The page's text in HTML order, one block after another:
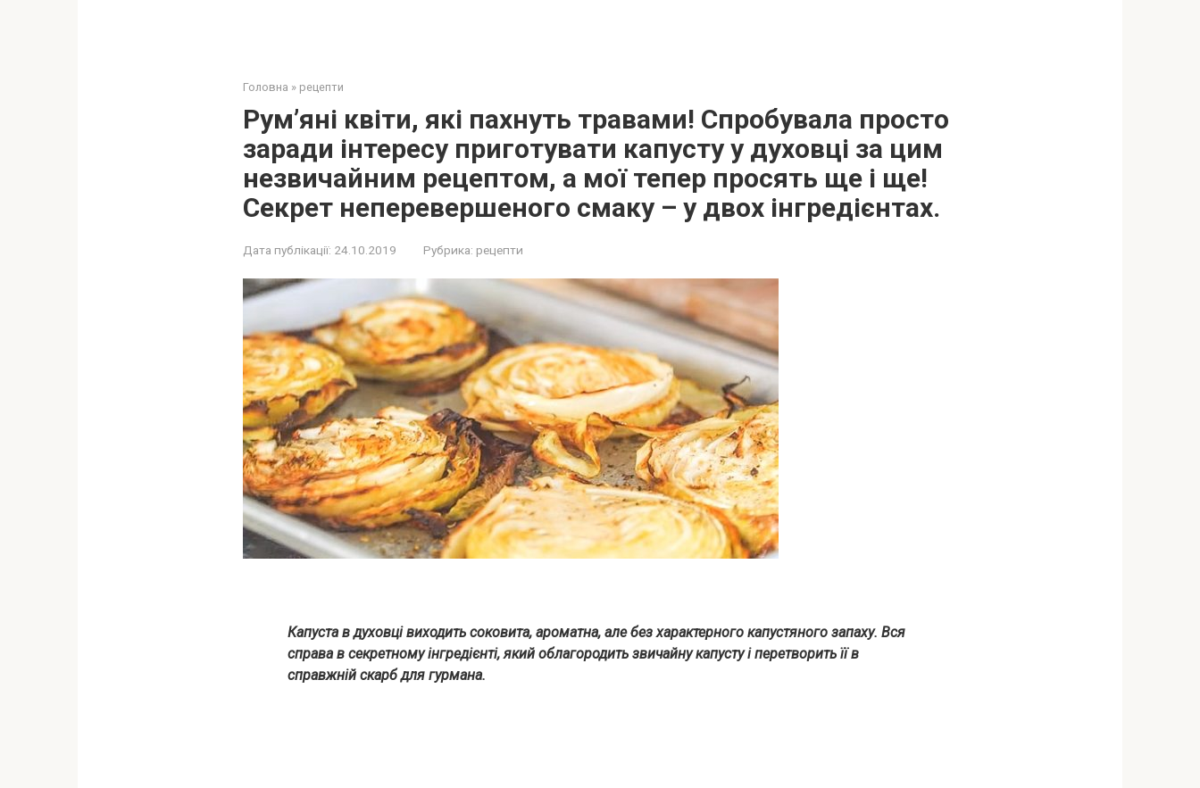
Головна » рецепти
Рум’яні квіти, які пахнуть травами! Спробувала просто
заради інтересу приготувати капусту у духовці за цим
незвичайним рецептом, а мої тепер просять ще і ще!
Секрет неперевершеного смаку – у двох інгредієнтах.
Дата публікації: 24.10.2019 Рубрика: рецепти
Капуста в духовці виходить соковита, ароматна, але без характерного капустяного запаху. Вся
справа в секретному інгредієнті, який облагородить звичайну капусту і перетворить її в
справжній скарб для гурмана.